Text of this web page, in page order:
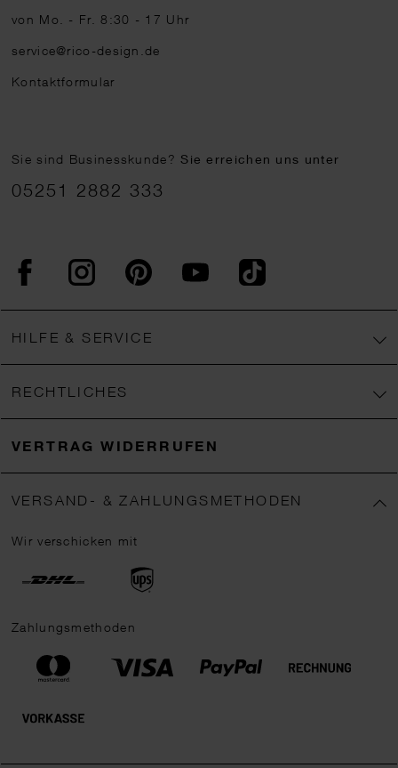
von Mo. - Fr. 8:30 - 17 Uhr
service@rico-design.de
Kontaktformular
Sie sind Businesskunde?Sie erreichen uns unter
05251 2882 333
FacebookInstagram PinterestYouTubeTikTok
HILFE & SERVICE
RECHTLICHES
VERTRAG WIDERRUFEN
VERSAND- & ZAHLUNGSMETHODEN
Wir verschicken mit
Zahlungsmethoden